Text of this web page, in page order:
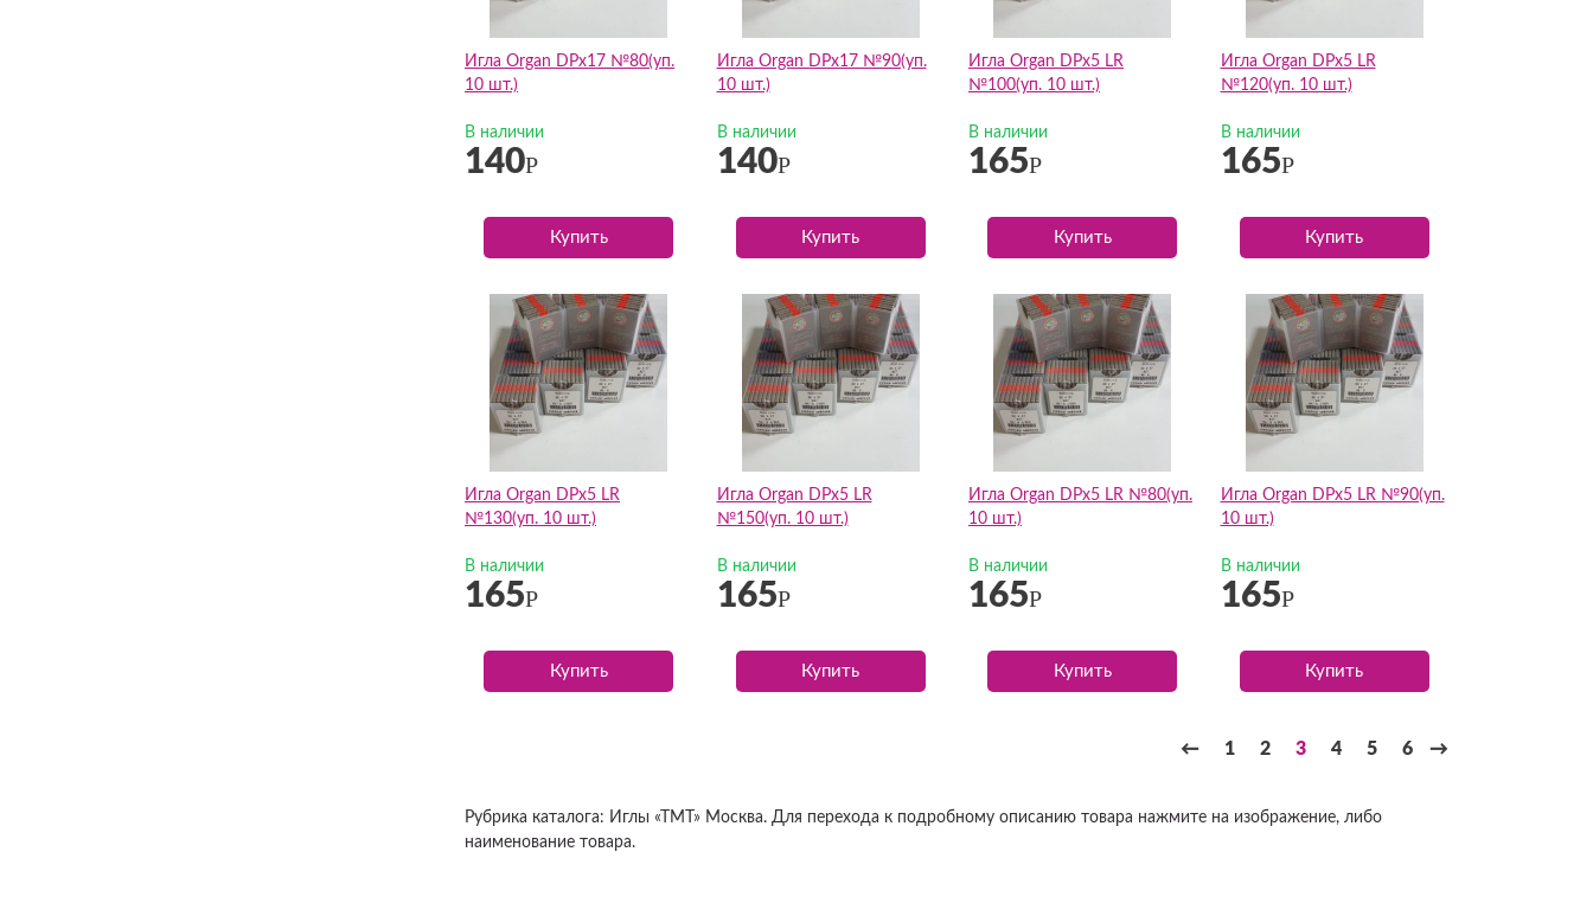
Игла Organ DPх17 №80(уп.
10 шт.)
В наличии
140Р
Купить
Игла Organ DPх17 №90(уп.
10 шт.)
В наличии
140Р
Купить
Игла Organ DPх5 LR
№100(уп. 10 шт.)
В наличии
165Р
Купить
Игла Organ DPх5 LR
№120(уп. 10 шт.)
В наличии
165Р
Купить
Игла Organ DPх5 LR
№130(уп. 10 шт.)
В наличии
165Р
Купить
Игла Organ DPх5 LR
№150(уп. 10 шт.)
В наличии
165Р
Купить
Игла Organ DPх5 LR №80(уп.
10 шт.)
В наличии
165Р
Купить
Игла Organ DPх5 LR №90(уп.
10 шт.)
В наличии
165Р
Купить
← 1 2 3 4 5 6 →
Рубрика каталога: Иглы «ТМТ» Москва. Для перехода к подробному описанию товара нажмите на изображение, либо
наименование товара.